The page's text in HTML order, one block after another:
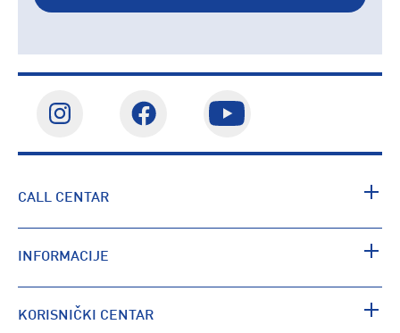
CALL CENTAR
INFORMACIJE
KORISNIČKI CENTAR